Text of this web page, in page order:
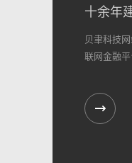
十余年
贝聿科技
联网金融